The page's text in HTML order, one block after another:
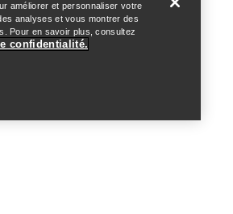
améliorer et personnaliser votre
analyses et vous montrer des
Pour en savoir plus, consultez
confidentialité.